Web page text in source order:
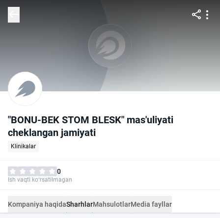
"BONU-BEK STOM BLESK" mas'uliyati
cheklangan jamiyati
Klinikalar
0
Ish vaqti ko‘rsatilmagan
Kompaniya haqidaSharhlarMahsulotlarMedia fayllar